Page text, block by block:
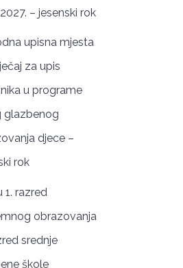
– jesenski rok
upisna mjesta
za upis
u programe
glazbenog
djece –
rok
1. razred
obrazovanja
srednje
škole